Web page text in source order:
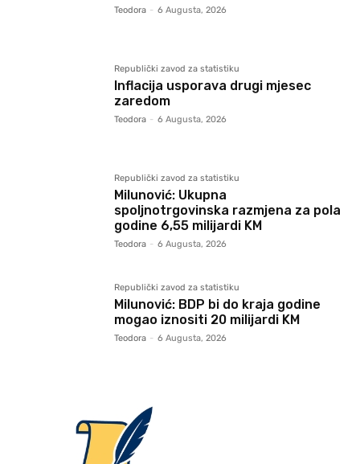
Teodora - 6 Augusta, 2026
Republički zavod za statistiku
Inflacija usporava drugi mjesec
zaredom
Teodora - 6 Augusta, 2026
Republički zavod za statistiku
Milunović: Ukupna
spoljnotrgovinska razmjena za pola
godine 6,55 milijardi KM
Teodora - 6 Augusta, 2026
Republički zavod za statistiku
Milunović: BDP bi do kraja godine
mogao iznositi 20 milijardi KM
Teodora - 6 Augusta, 2026